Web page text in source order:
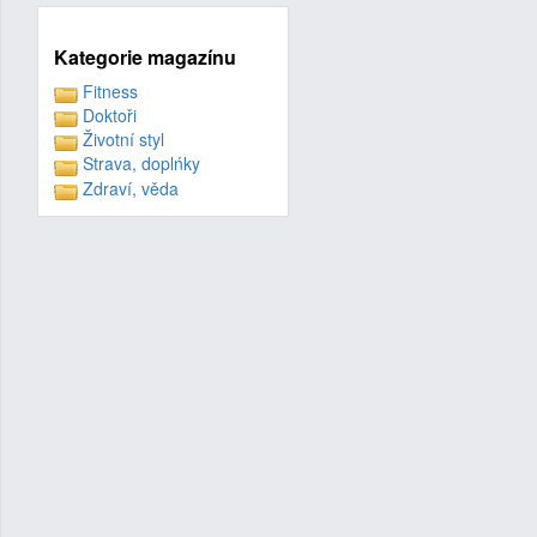
Kategorie magazínu
Fitness
Doktoři
Životní styl
Strava, doplńky
Zdraví, věda